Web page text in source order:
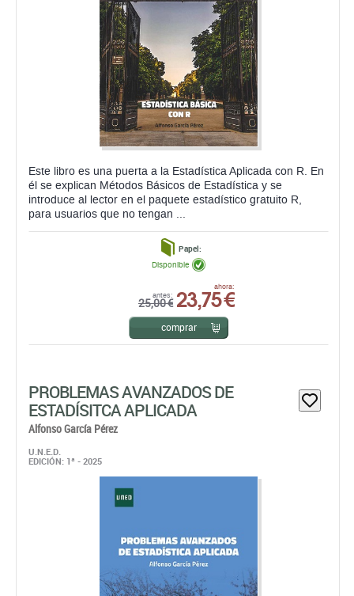
Este libro es una puerta a la Estadística Aplicada con R. En
él se explican Métodos Básicos de Estadística y se
introduce al lector en el paquete estadístico gratuito R,
para usuarios que no tengan ...
Papel:
antes:
25,00 €
ahora:
23,75 €
Disponible
comprar
PROBLEMAS AVANZADOS DE
ESTADÍSITCA APLICADA
Alfonso García Pérez
U.N.E.D.
EDICIÓN: 1ª - 2025